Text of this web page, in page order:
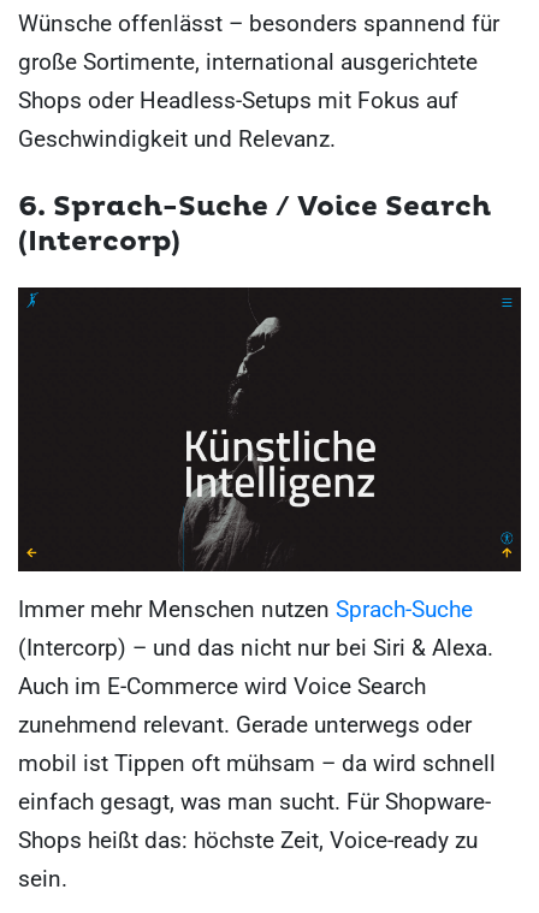
Wünsche offenlässt – besonders spannend für
große Sortimente, international ausgerichtete
Shops oder Headless-Setups mit Fokus auf
Geschwindigkeit und Relevanz.
6. Sprach-Suche / Voice Search
(Intercorp)
Immer mehr Menschen nutzen Sprach-Suche
(Intercorp) – und das nicht nur bei Siri & Alexa.
Auch im E-Commerce wird Voice Search
zunehmend relevant. Gerade unterwegs oder
mobil ist Tippen oft mühsam – da wird schnell
einfach gesagt, was man sucht. Für Shopware-
Shops heißt das: höchste Zeit, Voice-ready zu
sein.